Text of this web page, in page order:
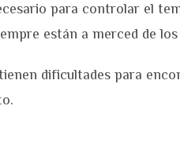
para controlar el
están a merced de
dificultades para